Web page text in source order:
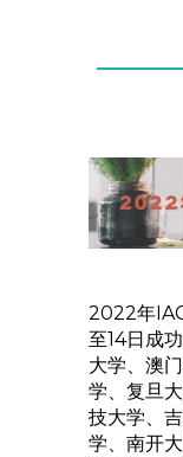
2022年
至14日成
大学、澳
学、复旦
技大学、
学、南开